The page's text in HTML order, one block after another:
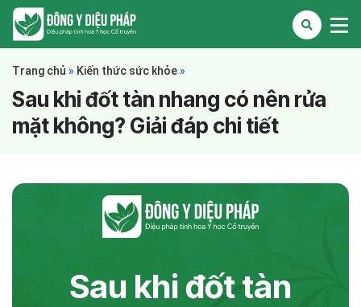
Trang chủ » Kiến thức sức khỏe »
Sau khi đốt tàn nhang có nên rửa
mặt không? Giải đáp chi tiết
Sau khi đốt tàn